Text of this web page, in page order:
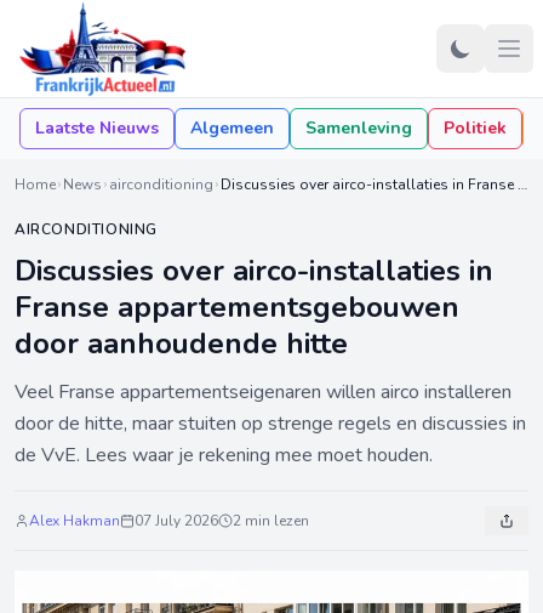
Laatste Nieuws Algemeen Samenleving Politiek
Home News airconditioning Discussies over airco-installaties in Franse appartementsgebouwen door aanhoudende hitte
AIRCONDITIONING
Discussies over airco-installaties in
Franse appartementsgebouwen
door aanhoudende hitte
Veel Franse appartementseigenaren willen airco installeren
door de hitte, maar stuiten op strenge regels en discussies in
de VvE. Lees waar je rekening mee moet houden.
Alex Hakman 07 July 2026 2 min lezen